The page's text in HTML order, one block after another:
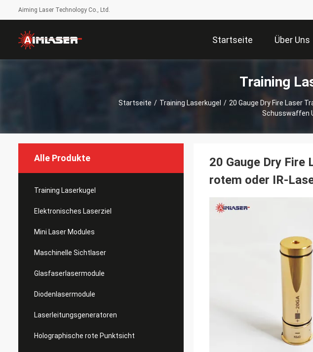
Aiming Laser Technology Co., Ltd.
Startseite Über Uns
Training
Startseite / Training Laserkugel / 20 Gauge Dry Fire Laser
Schusswaffen
Alle Produkte
Training Laserkugel
Elektronisches Laserziel
Mini Laser Modules
Maschinelle Sichtlaser
Glasfaserlasermodule
Diodenlasermodule
Laserleitungsgeneratoren
Holographische rote Punktsicht
20 Gauge Dry Fire
rotem oder IR-